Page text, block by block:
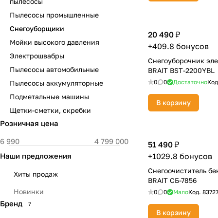
20 490 ₽
+409.8 бонусов
Снегоуборочник
BRAIT BST-2200YBL
0 0 Достаточно
В корзину
51 490 ₽
+1029.8 бонусов
Снегоочиститель
BRAIT СБ-7856
0 0 МалоКод. 83727
В корзину
Пылесосы промышленные
Снегоуборщики
Мойки высокого давления
Электрошвабры
Пылесосы автомобильные
Пылесосы аккумуляторные
Подметальные машины
Щетки-сметки, скребки
Розничная цена
Наши предложения
Хиты продаж
Новинки
Бренд ?